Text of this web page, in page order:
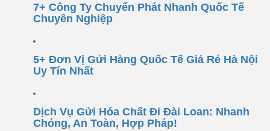
7+ Công Ty Chuyển Phát Nhanh Quốc Tế
Chuyên Nghiệp
5+ Đơn Vị Gửi Hàng Quốc Tế Giá Rẻ Hà Nội
Uy Tín Nhất
Dịch Vụ Gửi Hóa Chất Đi Đài Loan: Nhanh
Chóng, An Toàn, Hợp Pháp!